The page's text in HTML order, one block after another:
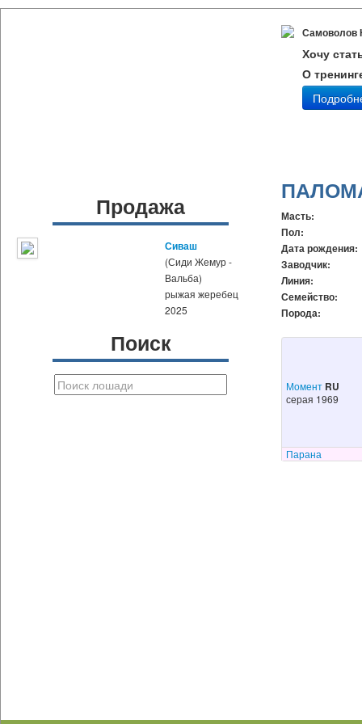
Самоволов
Хочу
О
Продажа
Сиваш
(Сиди Жемур -
Вальба)
рыжая жеребец
2025
Поиск
Масть:
Пол:
Дата рождения:
Заводчик:
Линия:
Семейство:
Порода:
Момент RU
серая 1969
Парана